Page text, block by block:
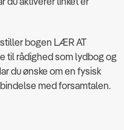
bogen LÆR AT
til rådighed som lydbog og
du ønske om en fysisk
med forsamtalen.